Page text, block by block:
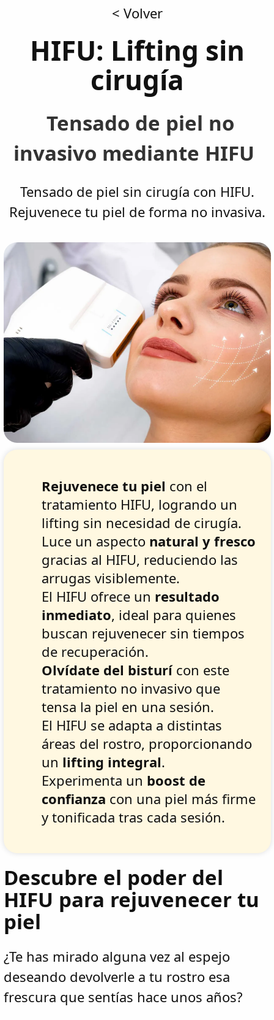
< Volver
HIFU: Lifting sin
cirugía
Tensado de piel no
invasivo mediante HIFU
Tensado de piel sin cirugía con HIFU.
Rejuvenece tu piel de forma no invasiva.
Rejuvenece tu piel con el
tratamiento HIFU, logrando un
lifting sin necesidad de cirugía.
Luce un aspecto natural y fresco
gracias al HIFU, reduciendo las
arrugas visiblemente.
El HIFU ofrece un resultado
inmediato, ideal para quienes
buscan rejuvenecer sin tiempos
de recuperación.
Olvídate del bisturícon este
tratamiento no invasivo que
tensa la piel en una sesión.
El HIFU se adapta a distintas
áreas del rostro, proporcionando
un lifting integral.
Experimenta un boost de
confianza con una piel más firme
y tonificada tras cada sesión.
Descubre el poder del
HIFU para rejuvenecer tu
piel
¿Te has mirado alguna vez al espejo
deseando devolverle a tu rostro esa
frescura que sentías hace unos años?